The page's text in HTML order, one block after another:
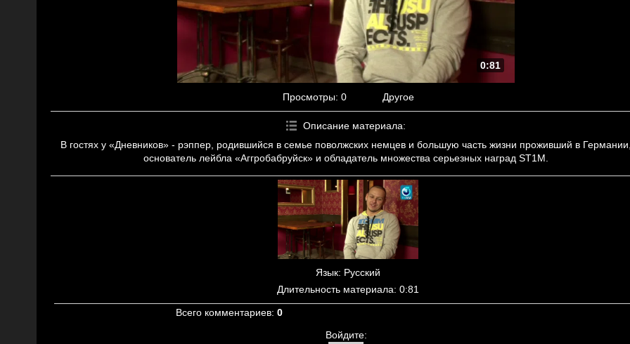
0:81
Просмотры: 0 Другое
Описание материала:
В гостях у «Дневников» - рэппер, родившийся в семье поволжских немцев и большую часть жизни проживший в
основатель лейбла «Аггробабруйск» и обладатель множества серьезных наград ST1M.
Язык: Русский
Длительность материала: 0:81
Всего комментариев: 0
Войдите: